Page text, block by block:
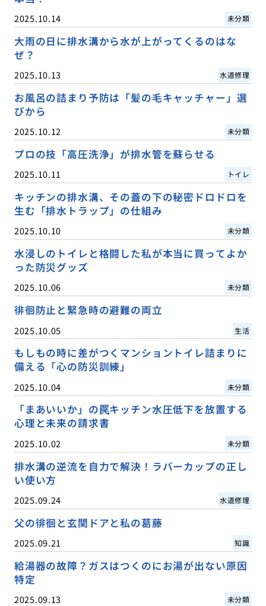
2025.10.14 未分類
大雨の日に排水溝から水が上がってくるのはな
ぜ？
2025.10.13 水道修理
お風呂の詰まり予防は「髪の毛キャッチャー」選
びから
2025.10.12 未分類
プロの技「高圧洗浄」が排水管を蘇らせる
2025.10.11 トイレ
キッチンの排水溝、その蓋の下の秘密ドロドロを
生む「排水トラップ」の仕組み
2025.10.10 未分類
水浸しのトイレと格闘した私が本当に買ってよか
った防災グッズ
2025.10.06 未分類
徘徊防止と緊急時の避難の両立
2025.10.05 生活
もしもの時に差がつくマンショントイレ詰まりに
備える「心の防災訓練」
2025.10.04 未分類
「まあいいか」の罠キッチン水圧低下を放置する
心理と未来の請求書
2025.10.02 未分類
排水溝の逆流を自力で解決！ラバーカップの正し
い使い方
2025.09.24 水道修理
父の徘徊と玄関ドアと私の葛藤
2025.09.21 知識
給湯器の故障？ガスはつくのにお湯が出ない原因
特定
2025.09.13 未分類